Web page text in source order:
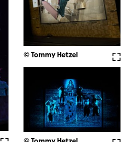
© Tommy Hetzel
Vollbild